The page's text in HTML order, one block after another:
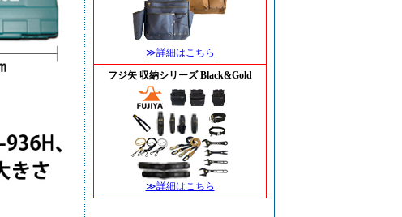
≫詳細はこちら
フジ矢 収納シリーズ Black&Gold
≫詳細はこちら